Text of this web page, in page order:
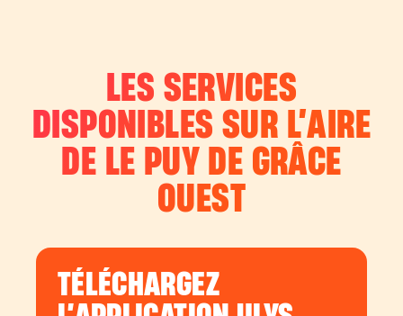
LES SERVICES
DISPONIBLES SUR L’AIRE
DE LE PUY DE GRÂCE
OUEST
TÉLÉCHARGEZ